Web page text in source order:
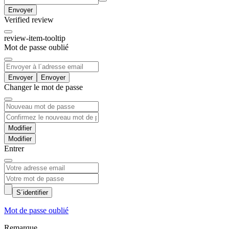
Envoyer
Verified review
review-item-tooltip
Mot de passe oublié
Envoyer
Changer le mot de passe
Modifier
Entrer
S´identifier
Mot de passe oublié